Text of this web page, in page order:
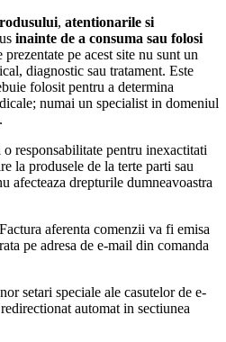
, atentionarile si
inainte de a consuma sau folosi
pe acest site nu sunt un
diagnostic sau tratament. Este
folosit pentru a determina
numai un specialist in domeniul
responsabilitate pentru inexactitati
la produsele de la terte parti sau
afecteaza drepturile dumneavoastra
aferenta comenzii va fi emisa
pe adresa de e-mail din comanda
setari speciale ale casutelor de e-
automat in sectiunea